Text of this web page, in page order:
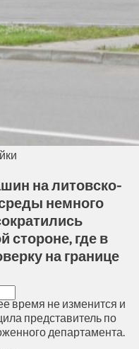
на литовско-
немного
стороне, где в
на границе
время не изменится и
представитель по
департамента.